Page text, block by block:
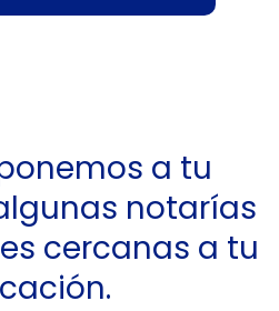
a tu
notarías
cercanas a tu